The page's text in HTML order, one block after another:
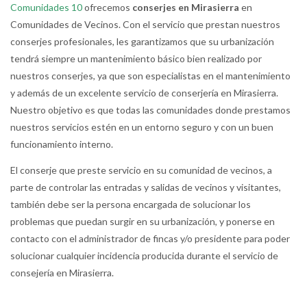
Comunidades 10ofrecemos conserjes en Mirasierra en
Comunidades de Vecinos. Con el servicio que prestan nuestros
conserjes profesionales, les garantizamos que su urbanización
tendrá siempre un mantenimiento básico bien realizado por
nuestros conserjes, ya que son especialistas en el mantenimiento
y además de un excelente servicio de conserjería en Mirasierra.
Nuestro objetivo es que todas las comunidades donde prestamos
nuestros servicios estén en un entorno seguro y con un buen
funcionamiento interno.
El conserje que preste servicio en su comunidad de vecinos, a
parte de controlar las entradas y salidas de vecinos y visitantes,
también debe ser la persona encargada de solucionar los
problemas que puedan surgir en su urbanización, y ponerse en
contacto con el administrador de fincas y/o presidente para poder
solucionar cualquier incidencia producida durante el servicio de
consejería en Mirasierra.